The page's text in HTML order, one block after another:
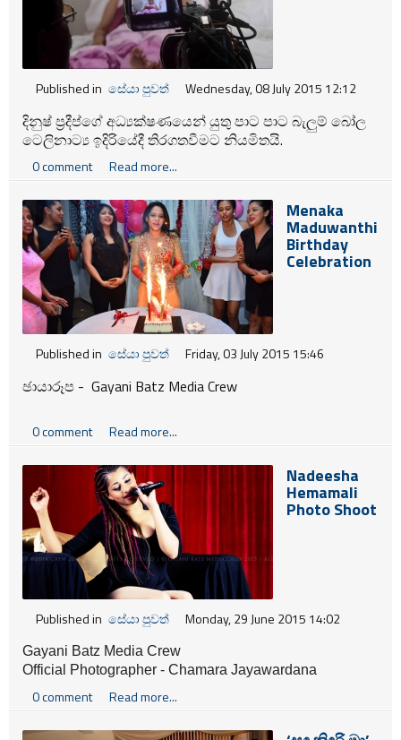
Published in සේයා පුවත් Wednesday, 08 July 2015 12:12
දිනුෂ් ප්‍රදීප්ගේ අධ්‍යක්ෂණයෙන් යුතු පාට පාට බැලුම් බෝල
ටෙලිනාට්‍ය ඉදිරියේදී තිරගතවීමට නියමිතයි.
0 comment Read more...
Menaka
Maduwanthi
Birthday
Celebration
Published in සේයා පුවත් Friday, 03 July 2015 15:46
ඡායාරූප - Gayani Batz Media Crew
0 comment Read more...
Nadeesha
Hemamali
Photo Shoot
Published in සේයා පුවත් Monday, 29 June 2015 14:02
Gayani Batz Media Crew
Official Photographer - Chamara Jayawardana
Retouch - MI Perera
0 comment Read more...